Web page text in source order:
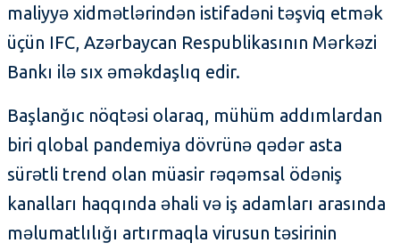
maliyyə xidmətlərindən istifadəni təşviq etmək
üçün IFC, Azərbaycan Respublikasının Mərkəzi
Bankı ilə sıx əməkdaşlıq edir.
Başlanğıc nöqtəsi olaraq, mühüm addımlardan
biri qlobal pandemiya dövrünə qədər asta
sürətli trend olan müasir rəqəmsal ödəniş
kanalları haqqında əhali və iş adamları arasında
məlumatlılığı artırmaqla virusun təsirinin